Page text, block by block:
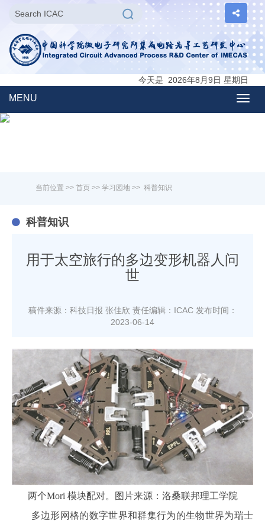
今天是 2026年8月9日 星期日
MENU
当前位置 >> 首页 >> 学习园地 >> 科普知识
科普知识
用于太空旅行的多边变形机器人问
世
稿件来源：科技日报 张佳欣 责任编辑：ICAC 发布时间：
2023-06-14
两个Mori 模块配对。图片来源：洛桑联邦理工学院
多边形网格的数字世界和群集行为的生物世界为瑞士